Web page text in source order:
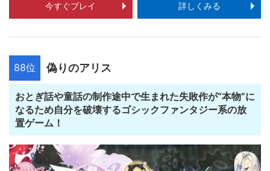
今すぐプレイ 詳しくみる
88位 偽りのアリス
おとぎ話や童話の制作途中で生まれた失敗作が“本物”に
なるため自分を破壊するゴシックファンタジー系の放
置ゲーム！